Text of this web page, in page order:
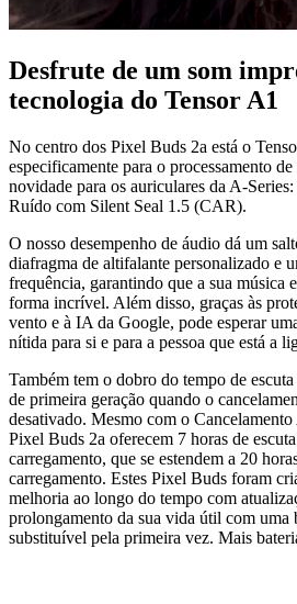
Desfrute de um som
tecnologia do Tensor A1
No centro dos Pixel Buds 2a está o
especificamente para o processamento
novidade para os auriculares da A-
Ruído com Silent Seal 1.5 (CAR).
O nosso desempenho de áudio dá um
diafragma de altifalante personalizado e
frequência, garantindo que a sua música
forma incrível. Além disso, graças às
vento e à IA da Google, pode esperar
nítida para si e para a pessoa que está a
Também tem o dobro do tempo de
de primeira geração quando o
desativado. Mesmo com o
Pixel Buds 2a oferecem 7 horas de
carregamento, que se estendem a 20
carregamento. Estes Pixel Buds foram
melhoria ao longo do tempo com
prolongamento da sua vida útil com uma
substituível pela primeira vez. Mais